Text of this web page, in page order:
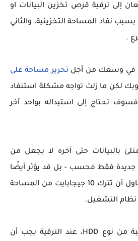
إلى ترقية قرص تخزين البيانات او
نفاد المساحة التخزينية، والثاني
.
في وسعك من أجل تحرير مساحة على
لكن ما زلت تواجه مشكلة استنفاد
تحتاج إلى استبداله بواحد آخر
بالبيانات حتى آخره لا يجعل من
جديدة فقط فحسب - بل قد يؤثر أيضًا
على الأداء. على الأقل، حاول أن تترك 10 جيجابايت من المساحة
نظام التشغيل.
بالنسبة للأقراص الصلبة من نوع HDD، عند الترقية يجب أن